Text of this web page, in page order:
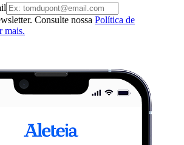
Consulte nossa Política de
mais.